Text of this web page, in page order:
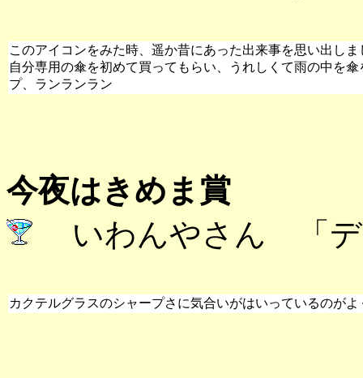
このアイコンをみた時、遥か昔にあった出来事を思い出しま
自分専用の傘を初めて買ってもらい、うれしくて雨の中を
プ、ランランラン
今夜はきめま賞
いわんやさん 「デ
カクテルグラスのシャープさに気合いがはいっているのが